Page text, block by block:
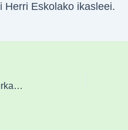
Herri Eskolako ikasleei.
Kulturalak berdindu egin du Pasaiaren aurka eta matematikoki mailari eustea lortu du